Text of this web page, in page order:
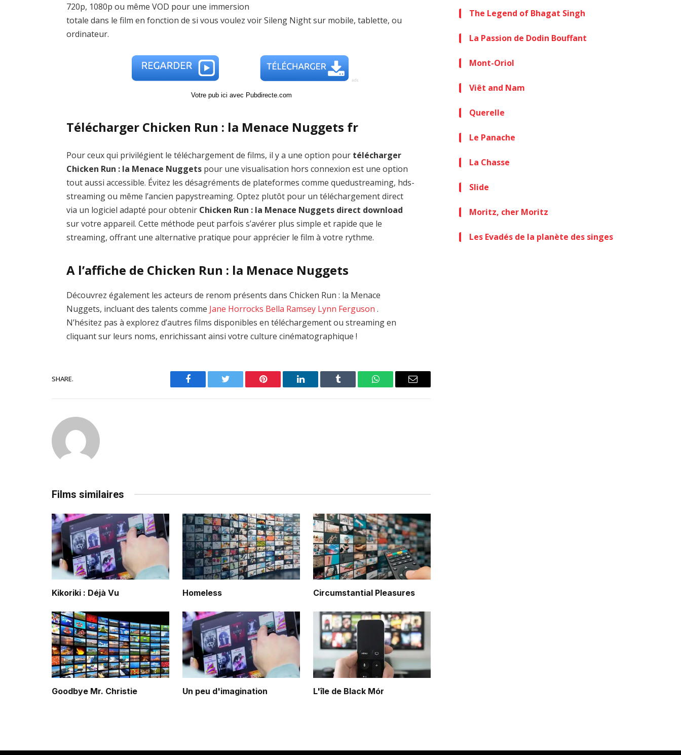
720p, 1080p ou même VOD pour une immersion
totale dans le film en fonction de si vous voulez voir Sileng Night sur mobile, tablette, ou
ordinateur.
Votre pub ici avec Pubdirecte.com
Télécharger Chicken Run : la Menace Nuggets fr
Pour ceux qui privilégient le téléchargement de films, il y a une option pour télécharger
Chicken Run : la Menace Nuggets pour une visualisation hors connexion est une option
tout aussi accessible. Évitez les désagréments de plateformes comme quedustreaming, hds-
streaming ou même l’ancien papystreaming. Optez plutôt pour un téléchargement direct
via un logiciel adapté pour obtenir Chicken Run : la Menace Nuggets direct download
sur votre appareil. Cette méthode peut parfois s’avérer plus simple et rapide que le
streaming, offrant une alternative pratique pour apprécier le film à votre rythme.
A l’affiche de Chicken Run : la Menace Nuggets
Découvrez également les acteurs de renom présents dans Chicken Run : la Menace
Nuggets, incluant des talents comme Jane Horrocks Bella Ramsey Lynn Ferguson .
N’hésitez pas à explorez d’autres films disponibles en téléchargement ou streaming en
cliquant sur leurs noms, enrichissant ainsi votre culture cinématographique !
SHARE.
Facebook Twitter Pinterest LinkedIn Tumblr WhatsAppEmail
Films similaires
Kikoriki : Déjà Vu Homeless Circumstantial Pleasures
Goodbye Mr. Christie Un peu d'imagination L'île de Black Mór
The Legend of Bhagat Singh
La Passion de Dodin Bouffant
Mont-Oriol
Viêt and Nam
Querelle
Le Panache
La Chasse
Slide
Moritz, cher Moritz
Les Evadés de la planète des singes